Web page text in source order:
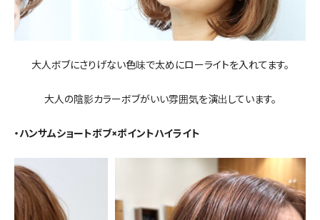
大人ボブにさりげない色味で太めにローライトを入れてます。
大人の陰影カラーボブがいい雰囲気を演出しています。
・ハンサムショートボブ×ポイントハイライト